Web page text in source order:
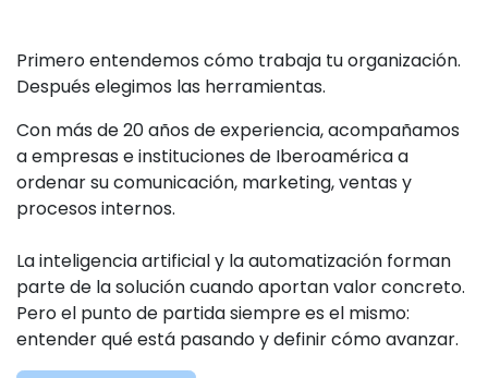
Primero entendemos cómo trabaja tu organización.
Después elegimos las herramientas.
Con más de 20 años de experiencia, acompañamos
a empresas e instituciones de Iberoamérica a
ordenar su comunicación, marketing, ventas y
procesos internos.
La inteligencia artificial y la automatización forman
parte de la solución cuando aportan valor concreto.
Pero el punto de partida siempre es el mismo:
entender qué está pasando y definir cómo avanzar.